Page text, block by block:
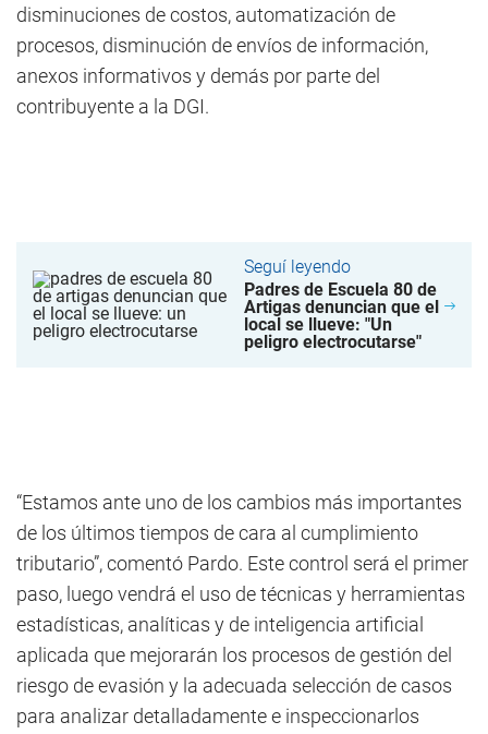
disminuciones de costos, automatización de
procesos, disminución de envíos de información,
anexos informativos y demás por parte del
contribuyente a la DGI.
Seguí leyendo
Padres de Escuela 80 de
Artigas denuncian que el
local se llueve: "Un
peligro electrocutarse"
“Estamos ante uno de los cambios más importantes
de los últimos tiempos de cara al cumplimiento
tributario”, comentó Pardo. Este control será el primer
paso, luego vendrá el uso de técnicas y herramientas
estadísticas, analíticas y de inteligencia artificial
aplicada que mejorarán los procesos de gestión del
riesgo de evasión y la adecuada selección de casos
para analizar detalladamente e inspeccionarlos